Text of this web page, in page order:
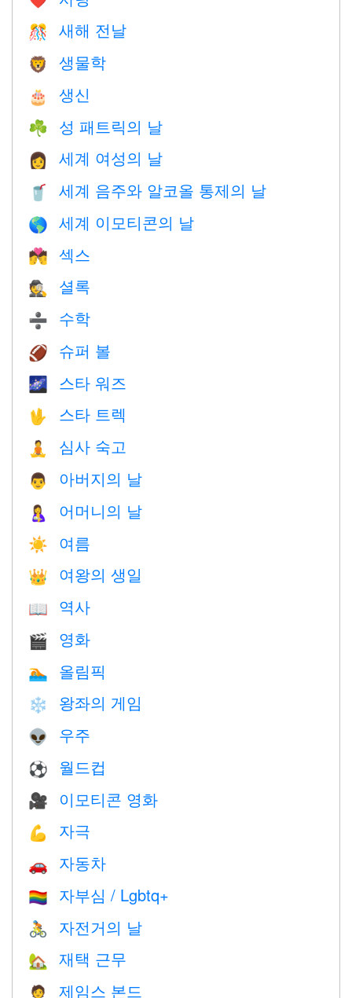
🎊 새해 전날
🦁 생물학
🎂 생신
☘️ 성 패트릭의 날
👩 세계 여성의 날
🥤 세계 음주와 알코올 통제의 날
🌎 세계 이모티콘의 날
💏 섹스
🕵️ 셜록
➗ 수학
🏈 슈퍼 볼
🌌 스타 워즈
🖖 스타 트렉
🧘 심사 숙고
👨 아버지의 날
🤱 어머니의 날
☀️ 여름
👑 여왕의 생일
📖 역사
🎬 영화
🏊 올림픽
❄️ 왕좌의 게임
👽 우주
⚽ 월드컵
🎥 이모티콘 영화
💪 자극
🚗 자동차
🏳️‍🌈 자부심 / Lgbtq+
🚴 자전거의 날
🏡 재택 근무
🤵 제임스 본드